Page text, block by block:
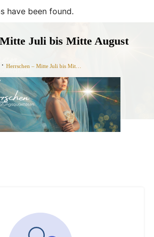
have been found.
Juli bis Mitte August